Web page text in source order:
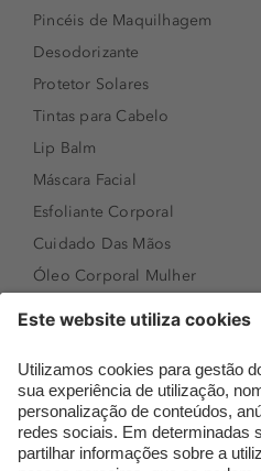
Pincéis de Maquilhagem
Desodorizante
Protetor Solares
Tintas para Cabelo
Lip Balm
Máscara Facial
Esfoliante Corporal
Cuidado Das Mãos
Óleo Corporal Mulher
Sérum de Rosto
Body mist & Spray
corporal
Produtos para Cabelo